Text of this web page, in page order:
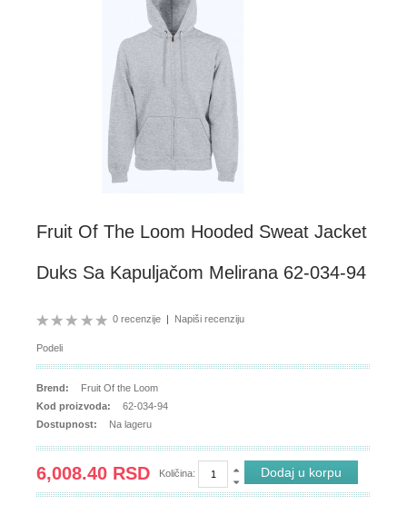
Fruit Of The Loom Hooded Sweat Jacket
Duks Sa Kapuljačom Melirana 62-034-94
0 recenzije | Napiši recenziju
Podeli
Brend:
Fruit Of the Loom
Kod proizvoda:
62-034-94
Dostupnost:
Na lageru
6,008.40 RSD Količina: